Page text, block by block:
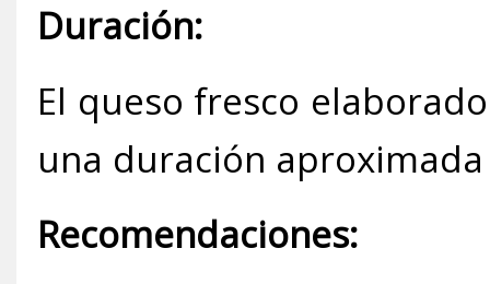
Duración:
El queso fresco
una duración
Recomendaciones: